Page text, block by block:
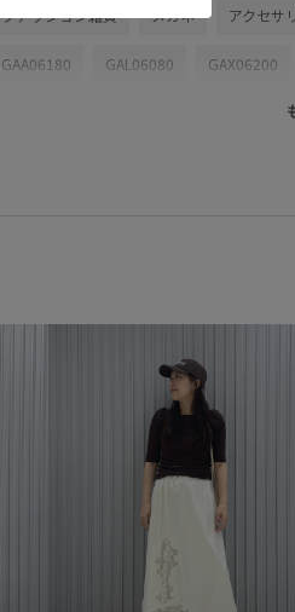
ファッション雑貨 メガネ アクセサ
GAA06180 GAL06080 GAX06200
2WAYで使
フェミニン
ミニマル メリハリ
ロングスリーブ
刺繍がポイント
安定感のあるヒール